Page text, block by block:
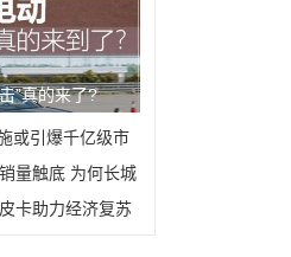
”真的来了?
或引爆千亿级市
量触底 为何长城
卡助力经济复苏